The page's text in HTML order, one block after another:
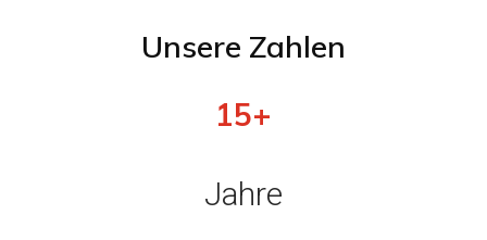
Unsere Zahlen
15+
Jahre